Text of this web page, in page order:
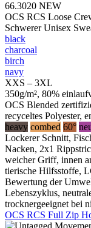
66.3020 NEW
OCS RCS Loose
Schwerer Unisex
black
charcoal
birch
navy
XXS – 3XL
350g/m², 80%
OCS Blended
recyceltes Polyester,
heavy combed 60°
Lockerer Schnitt,
Nacken, 2x1
weicher Griff, innen
tierische Hilfsstoffe,
Bewertung der
Lebenszyklus,
trocknergeeignet bei
OCS RCS Full Zip